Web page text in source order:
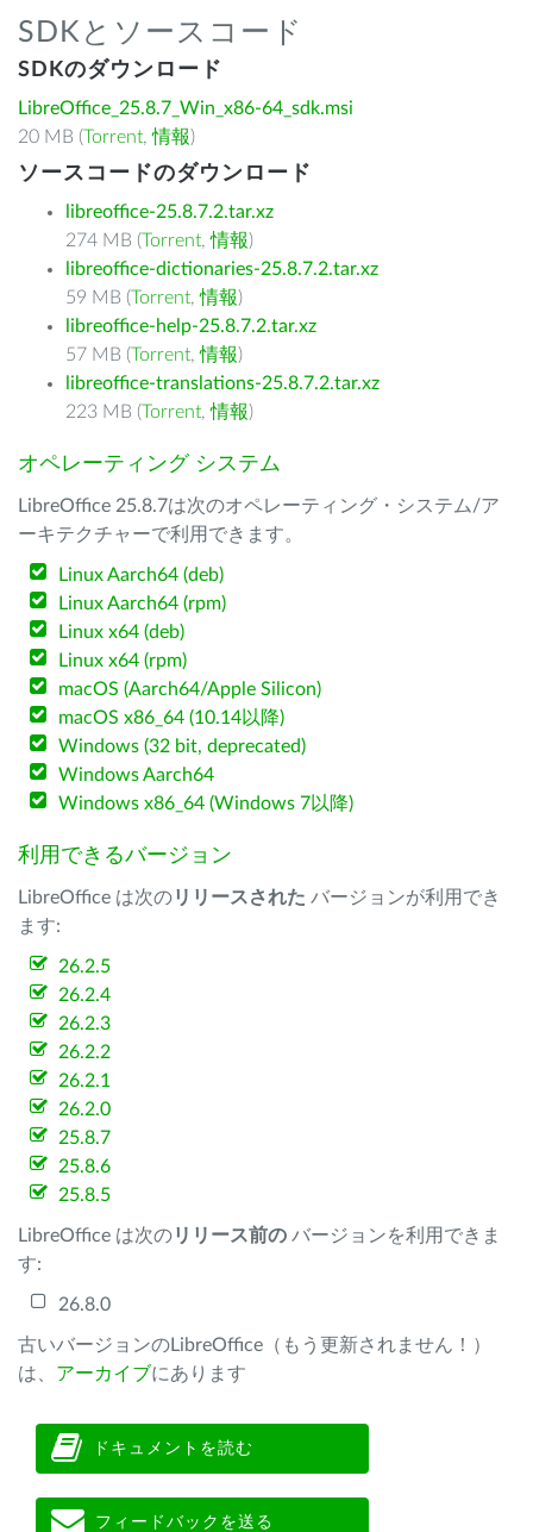
SDKとソースコード
SDKのダウンロード
LibreOffice_25.8.7_Win_x86-64_sdk.msi
20 MB (Torrent,情報)
ソースコードのダウンロード
libreoffice-25.8.7.2.tar.xz
274 MB (Torrent,情報)
libreoffice-dictionaries-25.8.7.2.tar.xz
59 MB (Torrent,情報)
libreoffice-help-25.8.7.2.tar.xz
57 MB (Torrent,情報)
libreoffice-translations-25.8.7.2.tar.xz
223 MB (Torrent,情報)
オペレーティング システム
LibreOffice 25.8.7は次のオペレーティング・システム/ア
ーキテクチャーで利用できます。
Linux Aarch64 (deb)
Linux Aarch64 (rpm)
Linux x64 (deb)
Linux x64 (rpm)
macOS (Aarch64/Apple Silicon)
macOS x86_64 (10.14以降)
Windows (32 bit, deprecated)
Windows Aarch64
Windows x86_64 (Windows 7以降)
利用できるバージョン
LibreOffice は次のリリースされた バージョンが利用でき
ます:
26.2.5
26.2.4
26.2.3
26.2.2
26.2.1
26.2.0
25.8.7
25.8.6
25.8.5
LibreOffice は次のリリース前の バージョンを利用できま
す:
26.8.0
古いバージョンのLibreOffice（もう更新されません！）
は、 アーカイブにあります
ドキュメントを読む
フィードバックを送る